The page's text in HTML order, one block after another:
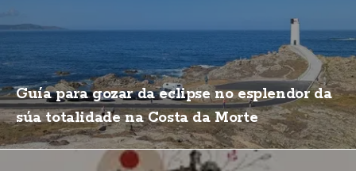
Guía para gozar da eclipse no esplendor da
súa totalidade na Costa da Morte